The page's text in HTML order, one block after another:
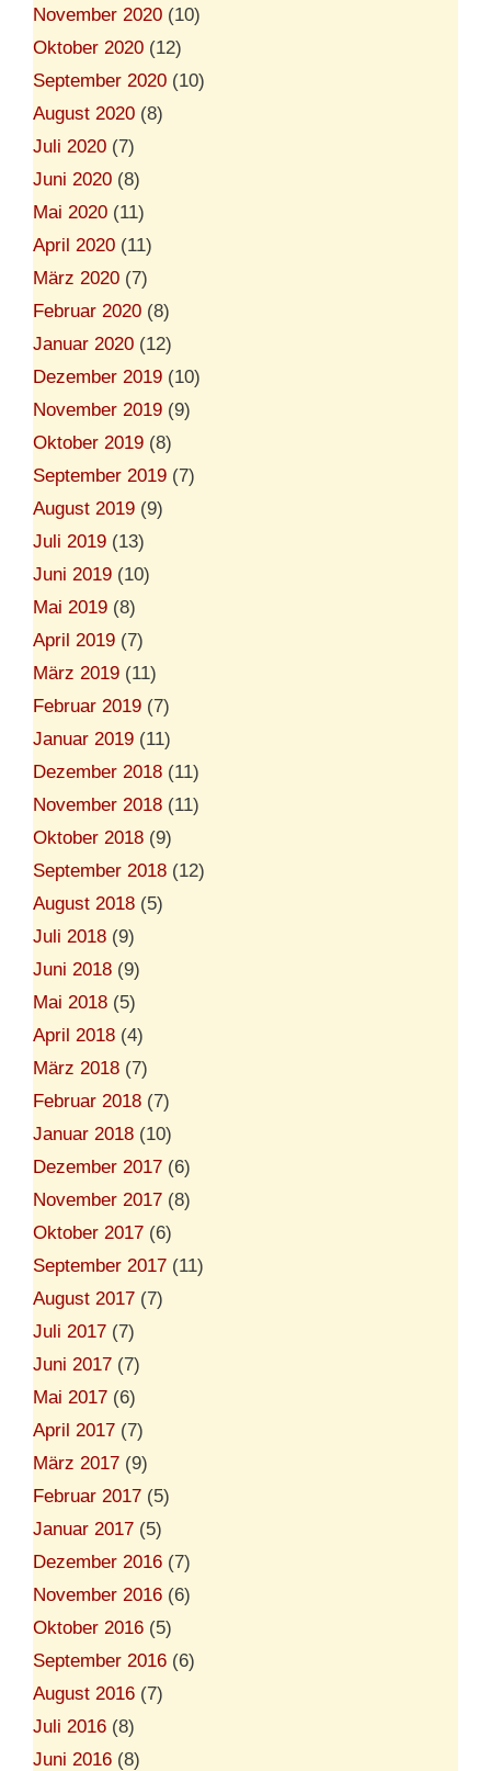
November 2020 (10)
Oktober 2020 (12)
September 2020 (10)
August 2020 (8)
Juli 2020 (7)
Juni 2020 (8)
Mai 2020 (11)
April 2020 (11)
März 2020 (7)
Februar 2020 (8)
Januar 2020 (12)
Dezember 2019 (10)
November 2019 (9)
Oktober 2019 (8)
September 2019 (7)
August 2019 (9)
Juli 2019 (13)
Juni 2019 (10)
Mai 2019 (8)
April 2019 (7)
März 2019 (11)
Februar 2019 (7)
Januar 2019 (11)
Dezember 2018 (11)
November 2018 (11)
Oktober 2018 (9)
September 2018 (12)
August 2018 (5)
Juli 2018 (9)
Juni 2018 (9)
Mai 2018 (5)
April 2018 (4)
März 2018 (7)
Februar 2018 (7)
Januar 2018 (10)
Dezember 2017 (6)
November 2017 (8)
Oktober 2017 (6)
September 2017 (11)
August 2017 (7)
Juli 2017 (7)
Juni 2017 (7)
Mai 2017 (6)
April 2017 (7)
März 2017 (9)
Februar 2017 (5)
Januar 2017 (5)
Dezember 2016 (7)
November 2016 (6)
Oktober 2016 (5)
September 2016 (6)
August 2016 (7)
Juli 2016 (8)
Juni 2016 (8)